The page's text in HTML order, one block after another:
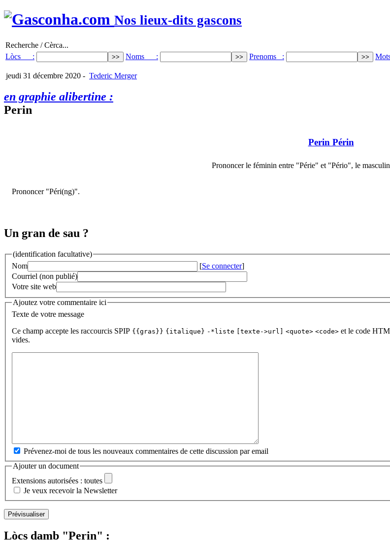
Nos lieux-dits gascons
Recherche / Cèrca...
Lòcs :
Noms : Prenoms :
jeudi 31 décembre 2020 - Tederic Merger
en graphie alibertine :
Perin
Perin Périn
Prononcer le féminin entre "Périe" et "Pério", le
Prononcer "Péri(ng)".
Un gran de sau ?
(identification facultative)
Nom
[Se connecter]
Courriel (non publié)
Votre site web
Ajoutez votre commentaire ici
Texte de votre message
Ce champ accepte les raccourcis SPIP {{gras}} {italique} -*liste [texte->url] <quote> <code> et le code
vides.
Prévenez-moi de tous les nouveaux commentaires de cette discussion par email
Ajouter un document
Extensions autorisées : toutes
Je veux recevoir la Newsletter
Lòcs damb "Perin" :